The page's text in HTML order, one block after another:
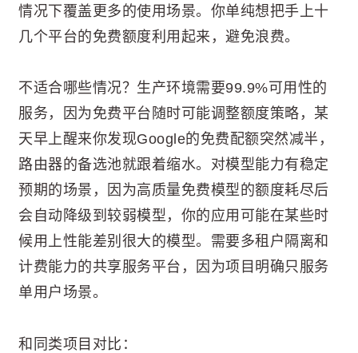
情况下覆盖更多的使用场景。你单纯想把手上十
几个平台的免费额度利用起来，避免浪费。
不适合哪些情况？生产环境需要99.9%可用性的
服务，因为免费平台随时可能调整额度策略，某
天早上醒来你发现Google的免费配额突然减半，
路由器的备选池就跟着缩水。对模型能力有稳定
预期的场景，因为高质量免费模型的额度耗尽后
会自动降级到较弱模型，你的应用可能在某些时
候用上性能差别很大的模型。需要多租户隔离和
计费能力的共享服务平台，因为项目明确只服务
单用户场景。
和同类项目对比：